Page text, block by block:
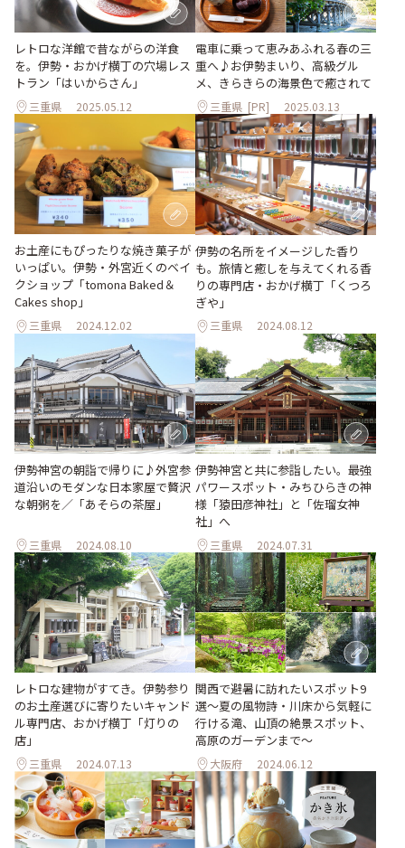
レトロな洋館で昔ながらの洋食
を。伊勢・おかげ横丁の穴場レス
トラン「はいからさん」
三重県 2025.05.12
電車に乗って恵みあふれる春の三
重へ♪お伊勢まいり、高級グル
メ、きらきらの海景色で癒されて
三重県 [PR] 2025.03.13
お土産にもぴったりな焼き菓子が
いっぱい。伊勢・外宮近くのベイ
クショップ「tomona Baked＆
Cakes shop」
三重県 2024.12.02
伊勢の名所をイメージした香り
も。旅情と癒しを与えてくれる香
りの専門店・おかげ横丁「くつろ
ぎや」
三重県 2024.08.12
伊勢神宮の朝詣で帰りに♪外宮参
道沿いのモダンな日本家屋で贅沢
な朝粥を／「あそらの茶屋」
三重県 2024.08.10
伊勢神宮と共に参詣したい。最強
パワースポット・みちひらきの神
様「猿田彦神社」と「佐瑠女神
社」へ
三重県 2024.07.31
レトロな建物がすてき。伊勢参り
のお土産選びに寄りたいキャンド
ル専門店、おかげ横丁「灯りの
店」
三重県 2024.07.13
関西で避暑に訪れたいスポット9
選～夏の風物詩・川床から気軽に
行ける滝、山頂の絶景スポット、
高原のガーデンまで～
大阪府 2024.06.12